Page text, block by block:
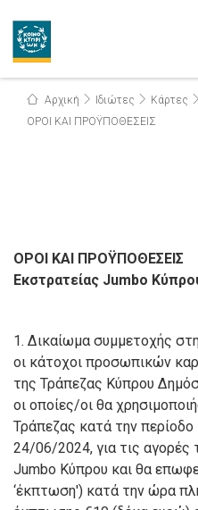
Αρχική Ιδιώτες Κάρτες
ΟΡΟΙ ΚΑΙ ΠΡΟΫΠΟΘΕΣΕΙΣ
ΟΡΟΙ ΚΑΙ ΠΡΟΫΠΟΘΕΣΕΙΣ
Εκστρατείας Jumbo
1. Δικαίωμα συμμετοχής
οι κάτοχοι προσωπικών
της Τράπεζας Κύπρου
οι οποίες/οι θα
Τράπεζας κατά την
24/06/2024, για τις
Jumbo Κύπρου και θα
‘έκπτωση') κατά την ώρα